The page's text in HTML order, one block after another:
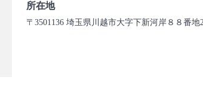
所在地
〒3501136 埼玉県川越市大字下新河岸８８番地